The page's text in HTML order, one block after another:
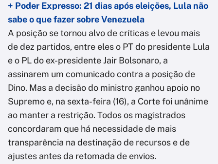
+ Poder Expresso: 21 dias após eleições, Lula não
sabe o que fazer sobre Venezuela
A posição se tornou alvo de críticas e levou mais
de dez partidos, entre eles o PT do presidente Lula
e o PL do ex-presidente Jair Bolsonaro, a
assinarem um comunicado contra a posição de
Dino. Mas a decisão do ministro ganhou apoio no
Supremo e, na sexta-feira (16), a Corte foi unânime
ao manter a restrição. Todos os magistrados
concordaram que há necessidade de mais
transparência na destinação de recursos e de
ajustes antes da retomada de envios.